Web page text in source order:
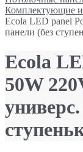
Комплектующие и
Ecola LED panel
панели (без
Ecola
50W